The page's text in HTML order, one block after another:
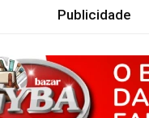
Publicidade